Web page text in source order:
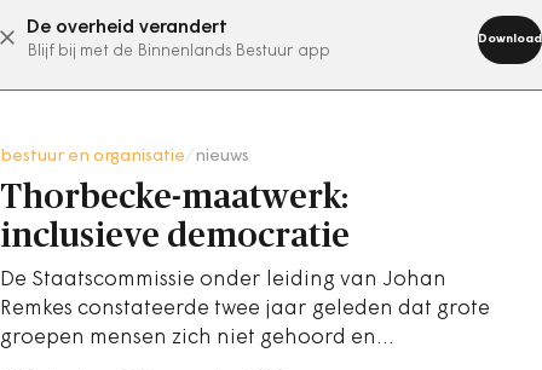
De overheid verandert
Blijf bij met de Binnenlands Bestuur app
Download
abonneer nu
bestuur en organisatie nieuws
Thorbecke-maatwerk:
inclusieve democratie
De Staatscommissie onder leiding van Johan
Remkes constateerde twee jaar geleden dat grote
groepen mensen zich niet gehoord en…